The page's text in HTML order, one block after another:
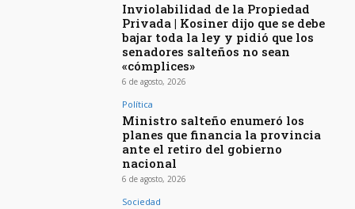
Inviolabilidad de la Propiedad
Privada | Kosiner dijo que se debe
bajar toda la ley y pidió que los
senadores salteños no sean
«cómplices»
6 de agosto, 2026
Política
Ministro salteño enumeró los
planes que financia la provincia
ante el retiro del gobierno
nacional
6 de agosto, 2026
Sociedad